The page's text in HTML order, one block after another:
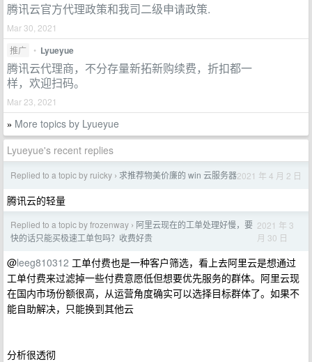
腾讯云官方代理政策和我司二级申请政策.
Mar 30, 2021
推广
• Lyueyue
腾讯云代理商，不分存量新拓新购续费，折扣都一
样，欢迎扫码。
Mar 23, 2021
» More topics by Lyueyue
Lyueyue's recent replies
Replied to a topic by ruicky › 求推荐物美价廉的 win 云服务器2021 年 4 月 2 日
腾讯云的轻量
Replied to a topic by frozenway › 阿里云现在的工单处理好慢，要
快的话只能买极速工单包吗？收费好贵
2021 年 3
月 30 日
@leeg810312 工单付费也是一种客户筛选，看上去阿里云是想通过
工单付费来过滤掉一些付费意愿低但想要优先服务的群体。阿里云现
在国内市场份额很高，从运营角度确实可以选择目标群体了。如果不
能自助解决，只能换到其他云
分析很透彻